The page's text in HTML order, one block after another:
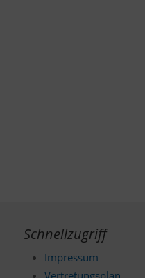
Schnellzugriff
Impressum